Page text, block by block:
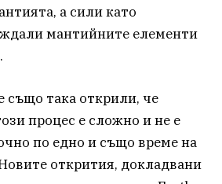
а сили като
мантийните елементи
също така открили, че
процес е сложно и не е
по едно и също време на
открития, докладвани